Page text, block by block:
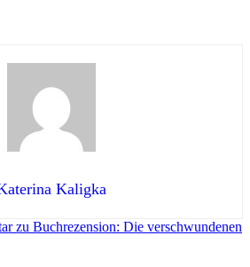
Kaligka
zu Buchrezension: Die verschwundenen